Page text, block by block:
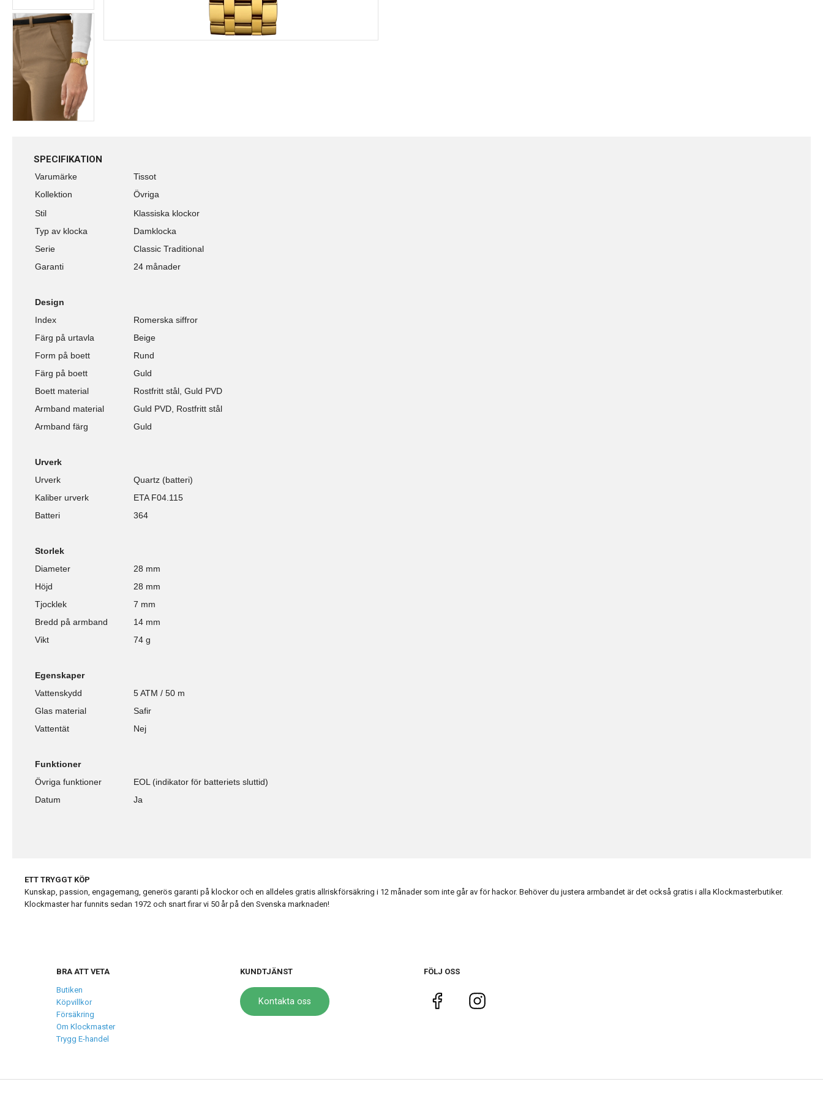
SPECIFIKATION
Varumärke
Tissot
Kollektion
Övriga
Stil
Klassiska klockor
Typ av klocka
Damklocka
Serie
Classic Traditional
Garanti
24 månader
Design
Index
Romerska siffror
Färg på urtavla
Beige
Form på boett
Rund
Färg på boett
Guld
Boett material
Rostfritt stål, Guld PVD
Armband material
Guld PVD, Rostfritt stål
Armband färg
Guld
Urverk
Urverk
Quartz (batteri)
Kaliber urverk
ETA F04.115
Batteri
364
Storlek
Diameter
28 mm
Höjd
28 mm
Tjocklek
7 mm
Bredd på armband
14 mm
Vikt
74 g
Egenskaper
Vattenskydd
5 ATM / 50 m
Glas material
Safir
Vattentät
Nej
Funktioner
Övriga funktioner
EOL (indikator för batteriets sluttid)
Datum
Ja
ETT TRYGGT KÖP
Kunskap, passion, engagemang, generös garanti på klockor och en alldeles gratis allriskförsäkring i 12 månader som inte går av för hackor. Behöver du justera armbandet är det också gratis i alla Klockmasterbutiker.
Klockmaster har funnits sedan 1972 och snart firar vi 50 år på den Svenska marknaden!
BRA ATT VETA
Butiken
Köpvillkor
Försäkring
Om Klockmaster
Trygg E-handel
KUNDTJÄNST
Kontakta oss
FÖLJ OSS